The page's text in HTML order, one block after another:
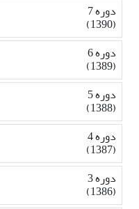
دوره 7
(1390)
دوره 6
(1389)
دوره 5
(1388)
دوره 4
(1387)
دوره 3
(1386)